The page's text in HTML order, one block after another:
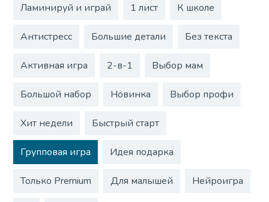
Ламинируй и играй 1 лист К школе
Антистресс Большие детали Без текста
Активная игра 2-в-1 Выбор мам
Большой набор Новинка Выбор профи
Хит недели Быстрый старт
Групповая игра Идея подарка
Только Premium Для малышей Нейроигра